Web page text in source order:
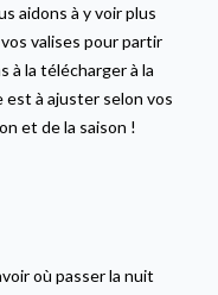
aidons à y voir plus
valises pour partir
à la télécharger à la
à ajuster selon vos
et de la saison !
où passer la nuit